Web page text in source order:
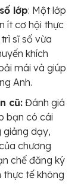
lớp: Một lớp
ít cơ hội thực
sĩ số vừa
khích
mái và giúp
Anh.
cũ: Đánh giá
bạn có cái
giảng dạy,
chương
chế đăng ký
thực tế không